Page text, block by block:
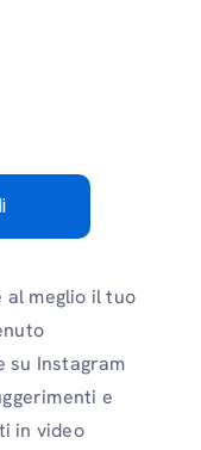
meglio il tuo
su Instagram
e
in video